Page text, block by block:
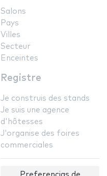
Salons
Pays
Villes
Secteur
Enceintes
Registre
Je construis des stands
Je suis une agence
d'hôtesses
J'organise des foires
commerciales